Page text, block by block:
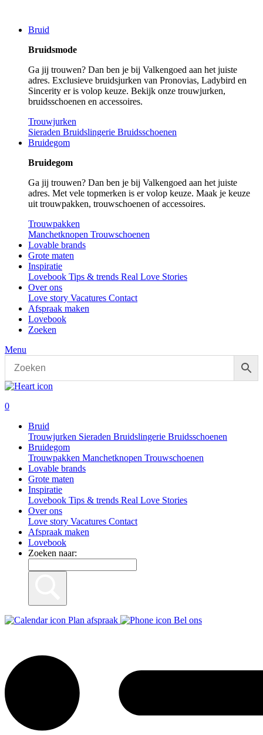
Bruid
Bruidsmode
Ga jij trouwen? Dan ben je bij Valkengoed aan het juiste
adres. Exclusieve bruidsjurken van Pronovias, Ladybird en
Sincerity er is volop keuze. Bekijk onze trouwjurken,
bruidsschoenen en accessoires.
Trouwjurken
Sieraden Bruidslingerie Bruidsschoenen
Bruidegom
Bruidegom
Ga jij trouwen? Dan ben je bij Valkengoed aan het juiste
adres. Met vele topmerken is er volop keuze. Maak je keuze
uit trouwpakken, trouwschoenen of accessoires.
Trouwpakken
Manchetknopen Trouwschoenen
Lovable brands
Grote maten
Inspiratie
Lovebook Tips & trends Real Love Stories
Over ons
Love story Vacatures Contact
Afspraak maken
Lovebook
Zoeken
Menu
0
Bruid
Trouwjurken Sieraden Bruidslingerie Bruidsschoenen
Bruidegom
Trouwpakken Manchetknopen Trouwschoenen
Lovable brands
Grote maten
Inspiratie
Lovebook Tips & trends Real Love Stories
Over ons
Love story Vacatures Contact
Afspraak maken
Lovebook
Zoeken naar:
Plan afspraak Bel ons